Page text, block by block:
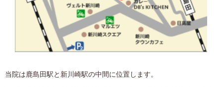
当院は鹿島田駅と新川崎駅の中間に位置します。